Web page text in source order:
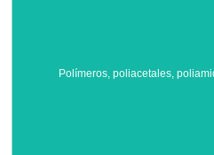
Polímeros, poliacetales,